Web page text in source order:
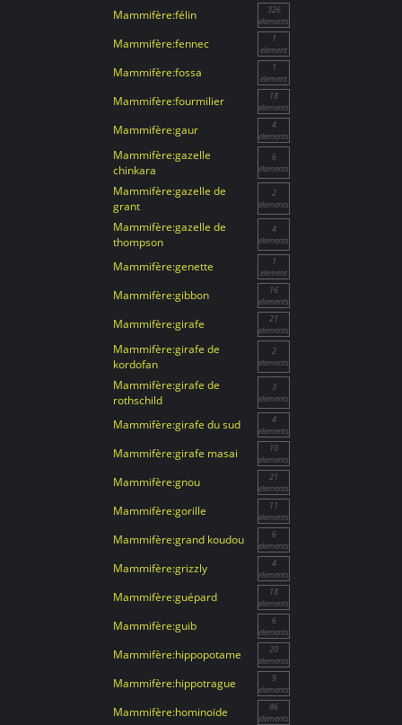
Mammifère:félin
326
elements
Mammifère:fennec
1
element
Mammifère:fossa
1
element
Mammifère:fourmilier
18
elements
Mammifère:gaur
4
elements
Mammifère:gazelle
chinkara
6
elements
Mammifère:gazelle de
grant
2
elements
Mammifère:gazelle de
thompson
4
elements
Mammifère:genette
1
element
Mammifère:gibbon
16
elements
Mammifère:girafe
21
elements
Mammifère:girafe de
kordofan
2
elements
Mammifère:girafe de
rothschild
3
elements
Mammifère:girafe du sud
4
elements
Mammifère:girafe masai
10
elements
Mammifère:gnou
21
elements
Mammifère:gorille
11
elements
Mammifère:grand koudou
6
elements
Mammifère:grizzly
4
elements
Mammifère:guépard
18
elements
Mammifère:guib
6
elements
Mammifère:hippopotame
20
elements
Mammifère:hippotrague
9
elements
Mammifère:hominoïde
86
elements